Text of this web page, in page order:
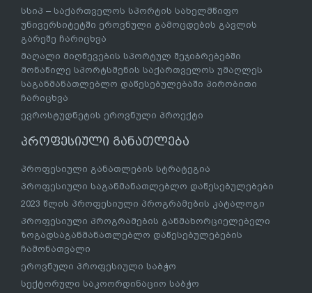
სსიპ – საქართველოს სპორტის სახელმწიფო
უნივერსიტეტში ეროვნული გამოცდების გავლის
გარეშე ჩარიცხვა
მაღალი მიღწევების სპორტულ შეჯიბრებებში
მონაწილე სპორტსმენის საქართველოს უმაღლეს
საგანმანათლებლო დაწესებულებაში პირობითი
ჩარიცხვა
ევროსტუდნეტის ეროვნული პროექტი
პროფესიული განათლება
პროფესიული განათლების სტრატეგია
პროფესიული საგანმანათლებლო დაწესებულებები
2023 წლის პროფესიული პროგრამების კატალოგი
პროფესიული პროგრამების განმახორციელებელი
ზოგადსაგანმანათლებლო დაწესებულებების
ჩამონათვალი
ეროვნული პროფესიული საბჭო
სექტორული საკოორდინაციო საბჭო